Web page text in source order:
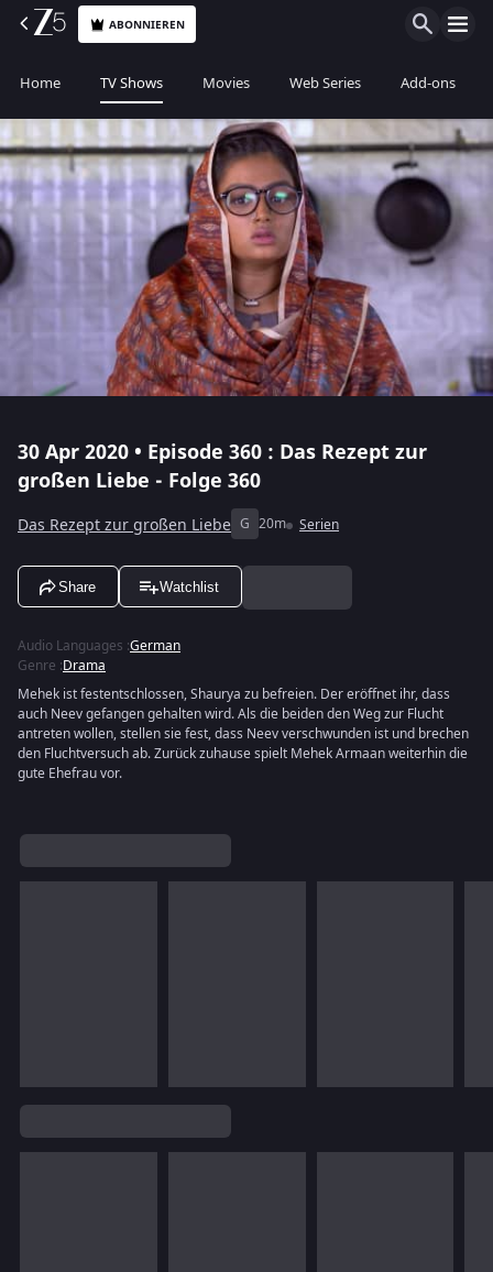
ABONNIEREN
Home TV Shows Movies Web Series Add-ons
30 Apr 2020 • Episode 360 : Das Rezept zur
großen Liebe - Folge 360
Das Rezept zur großen Liebe G 20m Serien
Share Watchlist
Audio Languages :German
Genre :Drama
Mehek ist festentschlossen, Shaurya zu befreien. Der eröffnet ihr, dass
auch Neev gefangen gehalten wird. Als die beiden den Weg zur Flucht
antreten wollen, stellen sie fest, dass Neev verschwunden ist und brechen
den Fluchtversuch ab. Zurück zuhause spielt Mehek Armaan weiterhin die
gute Ehefrau vor.